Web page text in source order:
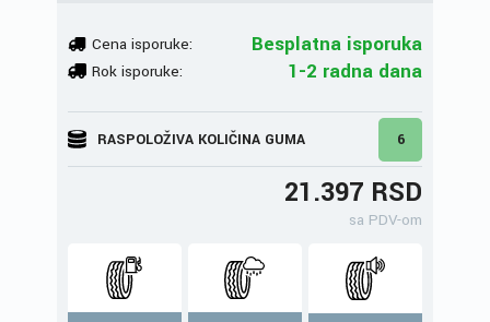
Cena isporuke: Besplatna isporuka
Rok isporuke: 1-2 radna dana
RASPOLOŽIVA KOLIČINA GUMA 6
21.397 RSD
sa PDV-om